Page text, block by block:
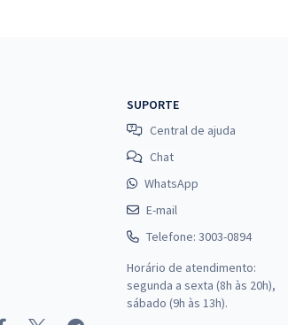
SUPORTE
Central de ajuda
Chat
WhatsApp
E-mail
Telefone: 3003-0894
Horário de atendimento:
segunda a sexta (8h às 20h),
sábado (9h às 13h).